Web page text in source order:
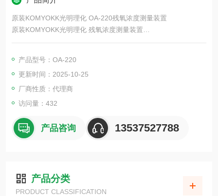
原装KOMYOKK光明理化 OA-220残氧浓度测量装置
原装KOMYOKK光明理化 残氧浓度测量装置
气体泄漏引起的爆炸、气体中毒等事故以及发生异常反应或地震
等情况下的次生灾害而开发的
产品型号：OA-220
更新时间：2025-10-25
厂商性质：代理商
访问量：432
产品咨询 13537527788
产品分类
PRODUCT CLASSIFICATION